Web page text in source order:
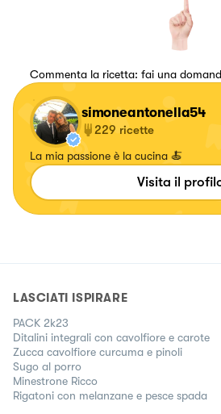
Commenta la ricetta: fai una
simoneantonella54
229 ricette
La mia passione è la cucina 🍝
Visita il
LASCIATI ISPIRARE
PACK 2k23
Ditalini integrali con cavolfiore e carote
Zucca cavolfiore curcuma e pinoli
Sugo al porro
Minestrone Ricco
Rigatoni con melanzane e pesce spada